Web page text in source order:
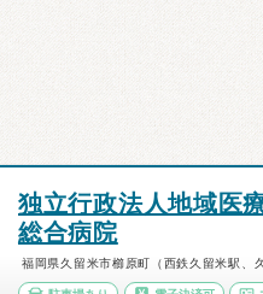
独立行政法人地域医
総合病院
福岡県久留米市櫛原町（西鉄久留米駅、